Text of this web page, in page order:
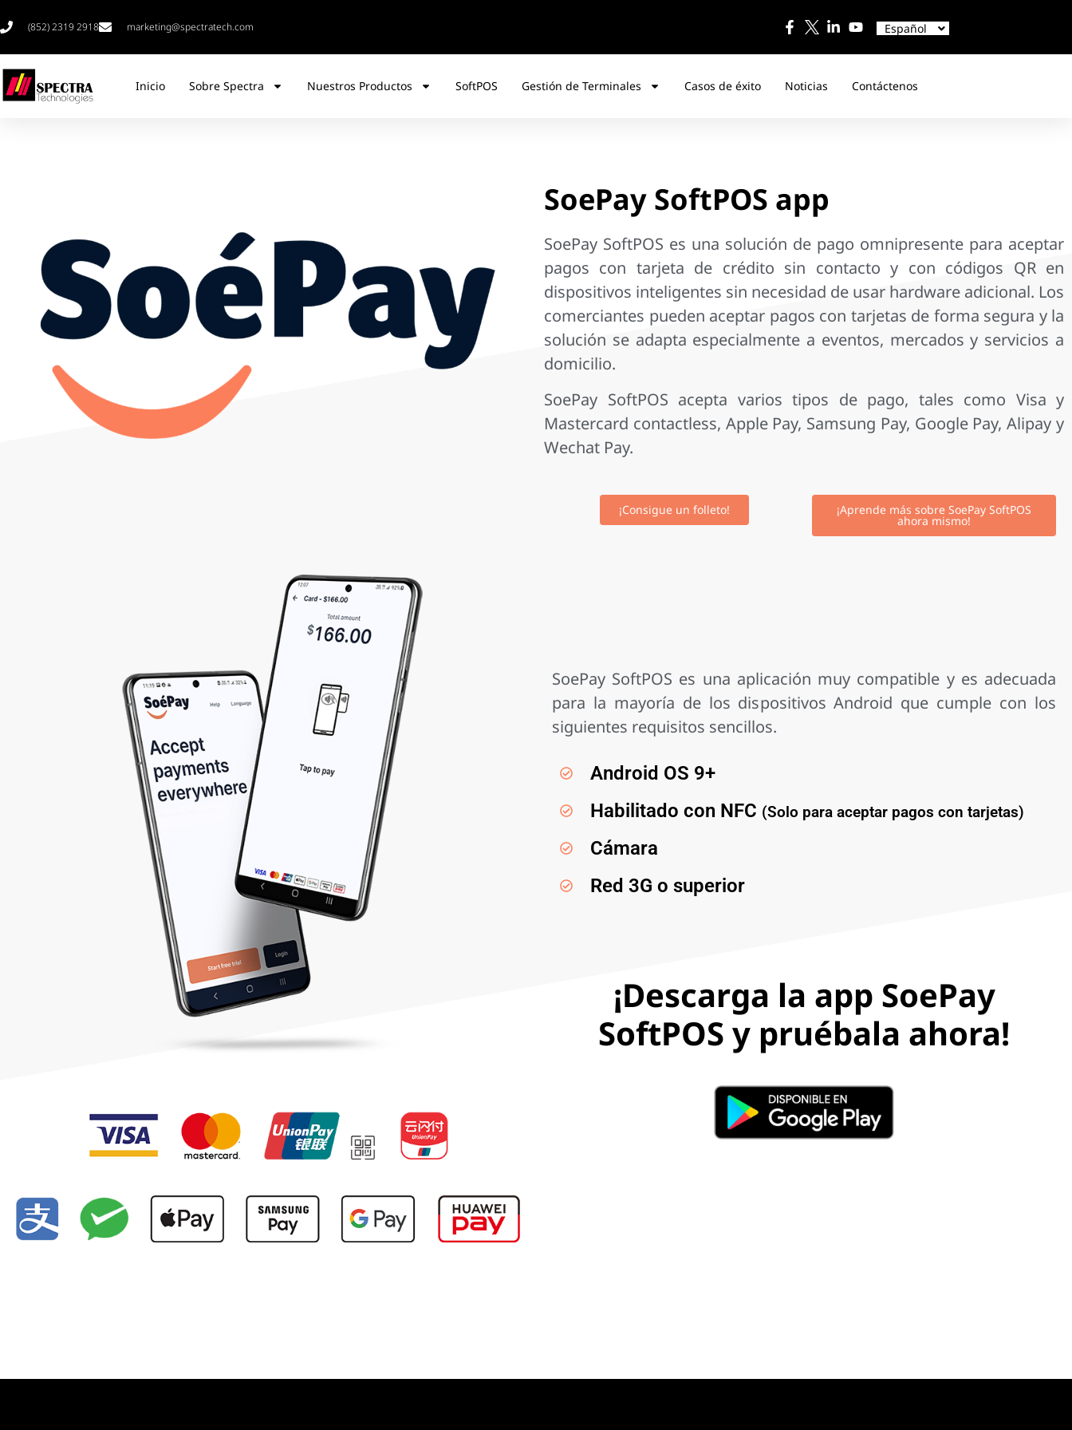
(852) 2319 2918 marketing@spectratech.com Español
日本語
Inicio Sobre Spectra Nuestros Productos SoftPOS Gestión de Terminales Casos de éxito Noticias Contáctenos
SoePay SoftPOS app
SoePay SoftPOS es una solución de pago omnipresente para aceptar
pagos con tarjeta de crédito sin contacto y con códigos QR en
dispositivos inteligentes sin necesidad de usar hardware adicional. Los
comerciantes pueden aceptar pagos con tarjetas de forma segura y la
solución se adapta especialmente a eventos, mercados y servicios a
domicilio.
SoePay SoftPOS acepta varios tipos de pago, tales como Visa y
Mastercard contactless, Apple Pay, Samsung Pay, Google Pay, Alipay y
Wechat Pay.
¡Consigue un folleto! ¡Aprende más sobre SoePay SoftPOS
ahora mismo!
SoePay SoftPOS es una aplicación muy compatible y es adecuada
para la mayoría de los dispositivos Android que cumple con los
siguientes requisitos sencillos.
Android OS 9+
Habilitado con NFC (Solo para aceptar pagos con tarjetas)
Cámara
Red 3G o superior
¡Descarga la app SoePay
SoftPOS y pruébala ahora!